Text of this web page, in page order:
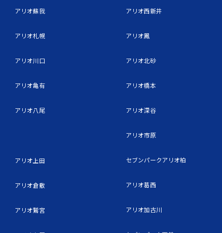
アリオ蘇我
アリオ札幌
アリオ川口
アリオ亀有
アリオ八尾
アリオ上田
アリオ倉敷
アリオ鷲宮
アリオ西新井
アリオ鳳
アリオ北砂
アリオ橋本
アリオ深谷
アリオ市原
セブンパークアリオ柏
アリオ葛西
アリオ加古川